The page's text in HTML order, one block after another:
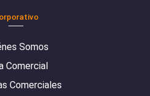
Somos
Comercial
Comerciales